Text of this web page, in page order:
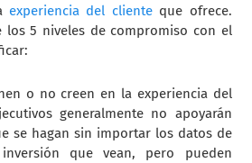
experiencia del clienteque ofrece.
los 5 niveles de compromiso con el
o no creen en la experiencia del
generalmente no apoyarán
se hagan sin importar los datos de
que vean, pero pueden